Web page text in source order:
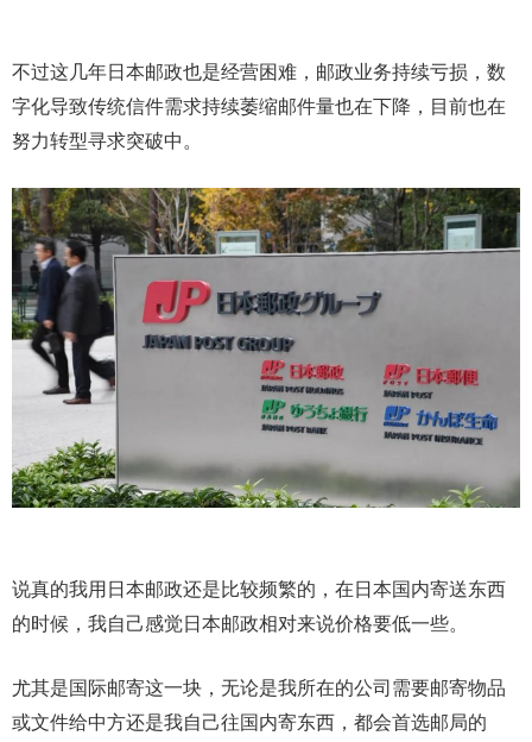
不过这几年日本邮政也是经营困难，邮政业务持续亏损，数
字化导致传统信件需求持续萎缩邮件量也在下降，目前也在
努力转型寻求突破中。
说真的我用日本邮政还是比较频繁的，在日本国内寄送东西
的时候，我自己感觉日本邮政相对来说价格要低一些。
尤其是国际邮寄这一块，无论是我所在的公司需要邮寄物品
或文件给中方还是我自己往国内寄东西，都会首选邮局的